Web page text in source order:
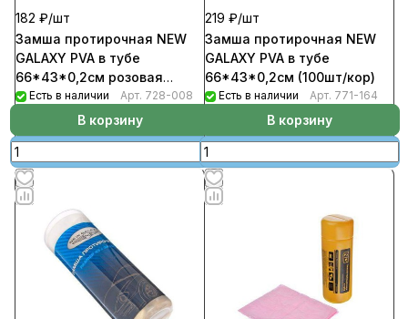
182 ₽/шт
Замша протирочная NEW
GALAXY PVA в тубе
66*43*0,2см розовая
(96шт/кор)
Есть в наличии Арт. 728-008
В корзину
219 ₽/шт
Замша протирочная NEW
GALAXY PVA в тубе
66*43*0,2см (100шт/кор)
Есть в наличии Арт. 771-164
В корзину